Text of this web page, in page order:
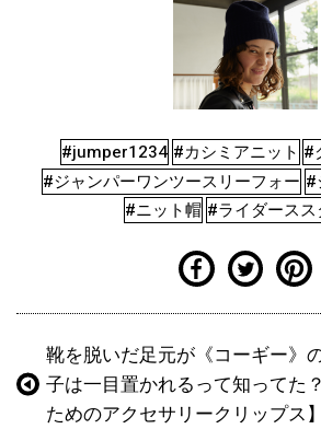
#jumper1234 #カシミアニット #
#ジャンパーワンツースリーフォー #
#ニット帽 #ライダース
靴を脱いだ足元が《コーギー》
子は一目置かれるって知ってた
ためのアクセサリークリップス】